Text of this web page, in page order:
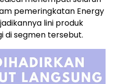
pemeringkatan Energy
lini produk
di segmen tersebut.